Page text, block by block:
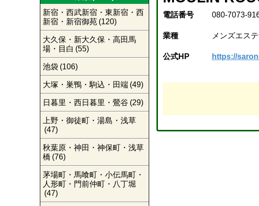
新宿・西武新宿・東新宿・西
新宿・新宿御苑 (120)
大久保・新大久保・高田馬
場・目白 (55)
池袋 (106)
大塚・巣鴨・駒込・田端 (49)
日暮里・西日暮里・鶯谷 (29)
上野・御徒町・湯島・浅草
(47)
秋葉原・神田・神保町・浅草
橋 (76)
茅場町・馬喰町・小伝馬町・
人形町・門前仲町・八丁堀
(47)
電話番号 080-7073-
業種 メンズエス
公式HP https://